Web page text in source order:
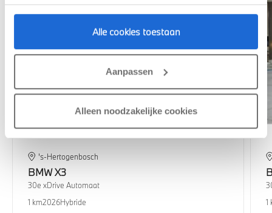
Alle cookies toestaan
Aanpassen
Alleen noodzakelijke cookies
's-Hertogenbosch
BMWX3
30e xDrive Automaat
1 km2026Hybride
1